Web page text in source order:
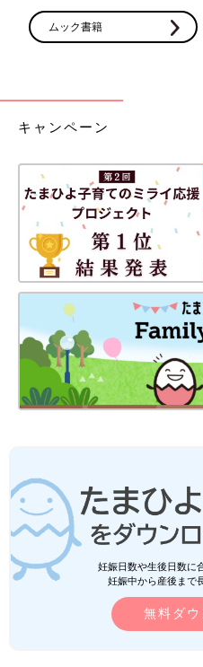
ムック書籍
キャンペーン
妊娠日数や生後日数に
妊娠中から産後まで
無料ダ